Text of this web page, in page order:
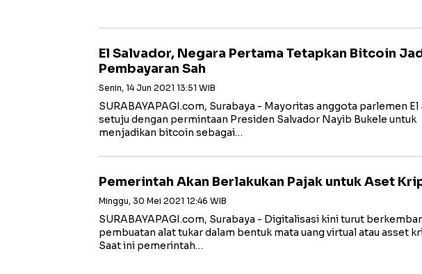
El Salvador, Negara Pertama Tetapkan Bitcoin
Pembayaran Sah
Senin, 14 Jun 2021 13:51 WIB
SURABAYAPAGI.com, Surabaya - Mayoritas anggota parlemen El
setuju dengan permintaan Presiden Salvador Nayib Bukele untuk
menjadikan bitcoin sebagai…
Pemerintah Akan Berlakukan Pajak untuk Aset
Minggu, 30 Mei 2021 12:46 WIB
SURABAYAPAGI.com, Surabaya - Digitalisasi kini turut
pembuatan alat tukar dalam bentuk mata uang virtual atau asset
Saat ini pemerintah…